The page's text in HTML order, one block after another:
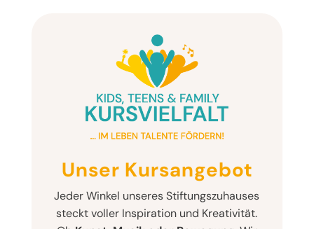
Unser Kursangebot
Jeder Winkel unseres Stiftungszuhauses
steckt voller Inspiration und Kreativität.